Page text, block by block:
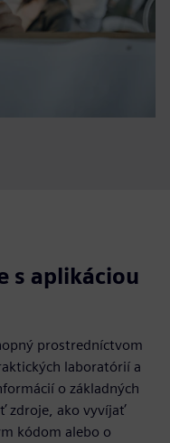
s aplikáciou
prostredníctvom
laboratórií a
o základných
zdroje, ako vyvíjať
kódom alebo o